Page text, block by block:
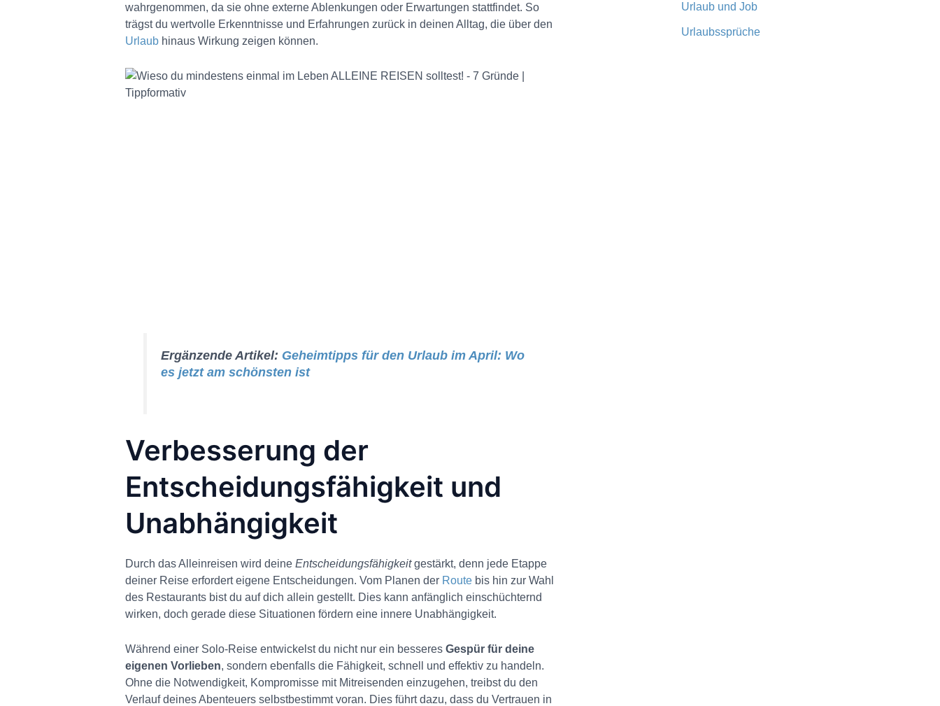
wahrgenommen, da sie ohne externe Ablenkungen oder Erwartungen stattfindet. So
trägst du wertvolle Erkenntnisse und Erfahrungen zurück in deinen Alltag, die über den
Urlaubhinaus Wirkung zeigen können.
Ergänzende Artikel: Geheimtipps für den Urlaub im April: Wo
es jetzt am schönsten ist
Verbesserung der
Entscheidungsfähigkeit und
Unabhängigkeit
Durch das Alleinreisen wird deine Entscheidungsfähigkeitgestärkt, denn jede Etappe
deiner Reise erfordert eigene Entscheidungen. Vom Planen der Routebis hin zur Wahl
des Restaurants bist du auf dich allein gestellt. Dies kann anfänglich einschüchternd
wirken, doch gerade diese Situationen fördern eine innere Unabhängigkeit.
Während einer Solo-Reise entwickelst du nicht nur ein besseres Gespür für deine
eigenen Vorlieben, sondern ebenfalls die Fähigkeit, schnell und effektiv zu handeln.
Ohne die Notwendigkeit, Kompromisse mit Mitreisenden einzugehen, treibst du den
Verlauf deines Abenteuers selbstbestimmt voran. Dies führt dazu, dass du Vertrauen in
Urlaub und Job
Urlaubssprüche